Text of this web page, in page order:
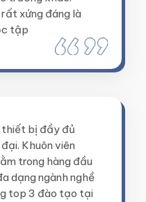
xứng đáng là
tập
thiết bị đầy đủ
Khuôn viên
trong hàng đầu
dạng ngành nghề
top 3 đào tạo tại